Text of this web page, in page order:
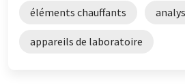
éléments chauffants
appareils de laboratoire